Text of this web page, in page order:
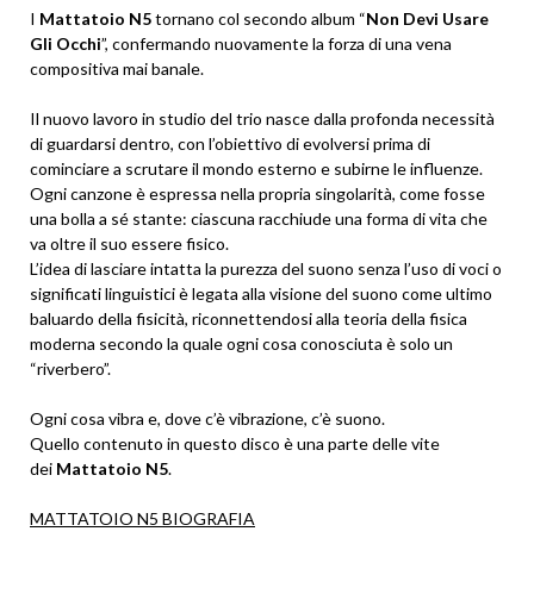
I Mattatoio N5tornano col secondo album “Non Devi Usare
Gli Occhi”, confermando nuovamente la forza di una vena
compositiva mai banale.
Il nuovo lavoro in studio del trio nasce dalla profonda necessità
di guardarsi dentro, con l’obiettivo di evolversi prima di
cominciare a scrutare il mondo esterno e subirne le influenze.
Ogni canzone è espressa nella propria singolarità, come fosse
una bolla a sé stante: ciascuna racchiude una forma di vita che
va oltre il suo essere fisico.
L’idea di lasciare intatta la purezza del suono senza l’uso di voci o
significati linguistici è legata alla visione del suono come ultimo
baluardo della fisicità, riconnettendosi alla teoria della fisica
moderna secondo la quale ogni cosa conosciuta è solo un
“riverbero”.
Ogni cosa vibra e, dove c’è vibrazione, c’è suono.
Quello contenuto in questo disco è una parte delle vite
dei Mattatoio N5.
MATTATOIO N5 BIOGRAFIA